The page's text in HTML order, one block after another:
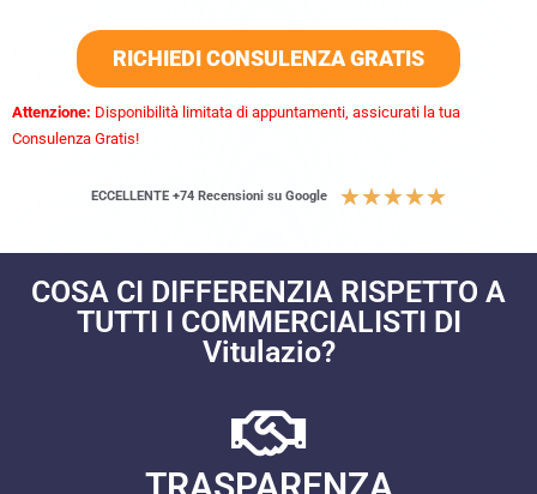
RICHIEDI CONSULENZA GRATIS
Attenzione: Disponibilità limitata di appuntamenti, assicurati la tua
Consulenza Gratis!
ECCELLENTE +74 Recensioni su Google ★★★★★
COSA CI DIFFERENZIA RISPETTO A
TUTTI I COMMERCIALISTI DI
Vitulazio?